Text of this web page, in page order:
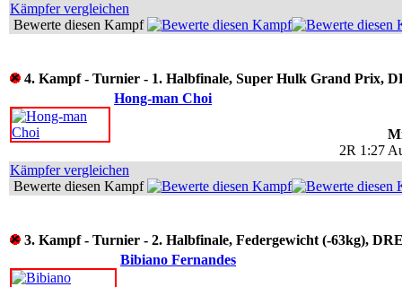
Kämpfer vergleichen
Bewerte diesen Kampf
4. Kampf - Turnier - 1. Halbfinale, Super Hulk Grand Prix,
Hong-man Choi
2R 1:27
Kämpfer vergleichen
Bewerte diesen Kampf
3. Kampf - Turnier - 2. Halbfinale, Federgewicht (-63kg),
Bibiano Fernandes